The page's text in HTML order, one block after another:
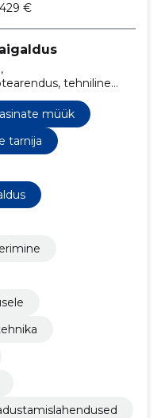
€
tehniline
Projekteerimine,
müük
tarnija